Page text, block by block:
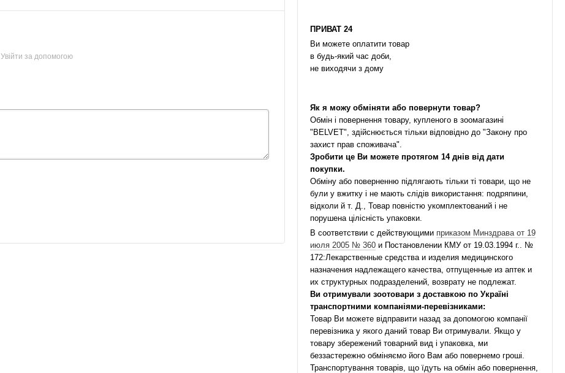
Увійти за допомогою
ПРИВАТ 24
Ви можете оплатити товар
в будь-який час доби,
не виходячи з дому
Як я можу обміняти або повернути товар?
Обмін і повернення товару, купленого в зоомагазині
"BELVET", здійснюється тільки відповідно до "Закону про
захист прав споживача".
Зробити це Ви можете протягом 14 днів від дати
покупки.
Обміну або поверненню підлягають тільки ті товари, що не
були у вжитку і не мають слідів використання: подряпини,
відколи й т. Д., Товар повністю укомплектований і не
порушена цілісність упаковки.
В соответствии с действующими приказом Минздрава от 19
июля 2005 № 360и Постановлении КМУ от 19.03.1994 г.. №
172:Лекарственные средства и изделия медицинского
назначения надлежащего качества, отпущенные из аптек и
их структурных подразделений, возврату не подлежат.
Ви отримували зоотовари з доставкою по Україні
транспортними компаніями-перевізниками:
Товар Ви можете відправити назад за допомогою компанії
перевізника у якого даний товар Ви отримували. Якщо у
товару збережений товарний вид і упаковка, ми
беззастережно обміняємо його Вам або повернемо гроші.
Транспортування товарів, що їдуть на обмін або повернення,